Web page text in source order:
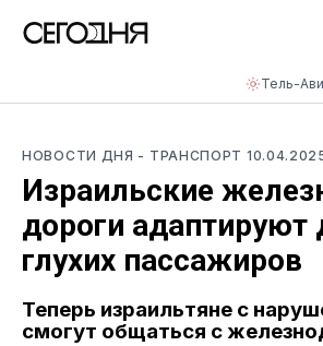
Тель-
НОВОСТИ ДНЯ - ТРАНСПОРТ
Израильские
дороги адаптируют
глухих пассажиров
Теперь израильтяне с
смогут общаться с